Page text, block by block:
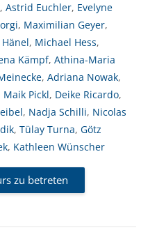
, Astrid Euchler, Evelyne
, Maximilian Geyer,
, Michael Hess,
Kämpf, Athina-Maria
, Adriana Nowak,
Maik Pickl, Deike Ricardo,
, Nadja Schilli, Nicolas
, Tülay Turna, Götz
, Kathleen Wünscher
zu betreten